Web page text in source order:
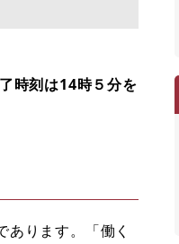
時刻は14時５分を
ります。「働く